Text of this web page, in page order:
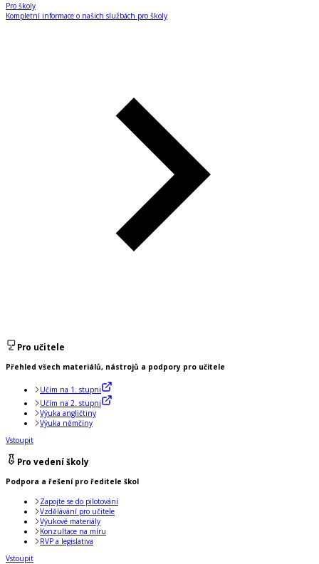
Pro školy
Kompletní informace o našich službách pro školy
Pro učitele
Přehled všech materiálů, nástrojů a podpory pro učitele
Učím na 1. stupni
Učím na 2. stupni
Výuka angličtiny
Výuka němčiny
Vstoupit
Pro vedení školy
Podpora a řešení pro ředitele škol
Zapojte se do pilotování
Vzdělávání pro učitele
Výukové materiály
Konzultace na míru
RVP a legislativa
Vstoupit